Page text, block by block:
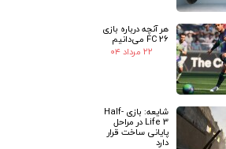
هر آنچه درباره بازی
FC 26 می‌دانیم
۲۲ مرداد ۰۴
شایعه: بازی Half-
Life 3 در مراحل
پایانی ساخت قرار
دارد